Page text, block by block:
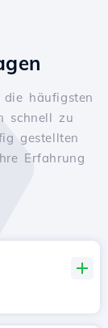
häufigsten
schnell zu
gestellten
Erfahrung